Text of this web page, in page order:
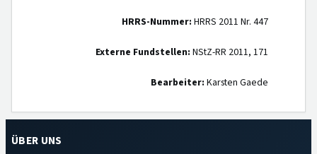
HRRS-Nummer: HRRS 2011 Nr. 447
Externe Fundstellen: NStZ-RR 2011, 171
Bearbeiter: Karsten Gaede
ÜBER UNS